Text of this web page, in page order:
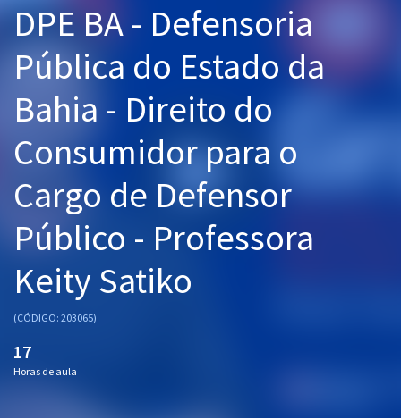
Cursos 20% OFF
Pós
Graduação
OAB
Questões grátis
DPE BA - Defensoria
Pública do Estado da
Bahia - Direito do
Consumidor para o
Cargo de Defensor
Público - Professora
Keity Satiko
(CÓDIGO: 203065)
17
Horas de aula